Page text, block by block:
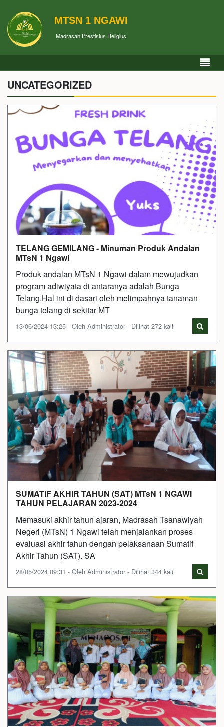
MTSN 1 NGAWI
Madrasah Prestisius Religius
UNCATEGORIZED
TELANG GEMILANG - Minuman Produk Andalan
MTsN 1 Ngawi
Produk andalan MTsN 1 Ngawi dalam mewujudkan
program adiwiyata di antaranya adalah Bunga
Telang.Hal ini di dasari oleh melimpahnya tanaman
bunga telang di sekitar MT
13/06/2024 13:25 - Oleh Administrator - Dilihat 272 kali
SUMATIF AKHIR TAHUN (SAT) MTsN 1 NGAWI
TAHUN PELAJARAN 2023-2024
Memasuki akhir tahun ajaran, Madrasah Tsanawiyah
Negeri (MTsN) 1 Ngawi telah menjalankan proses
evaluasi akhir tahun dengan pelaksanaan Sumatif
Akhir Tahun (SAT). SA
28/05/2024 09:31 - Oleh Administrator - Dilihat 344 kali